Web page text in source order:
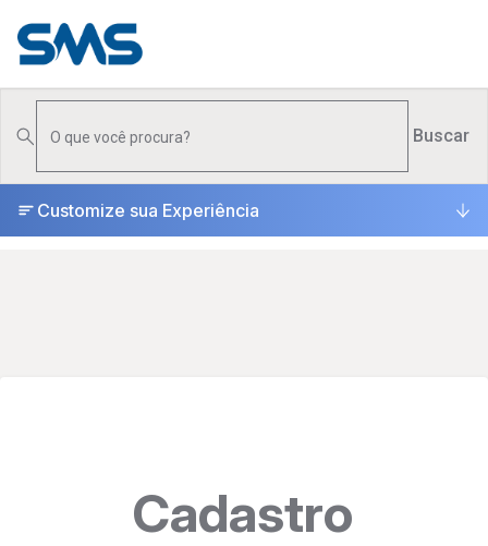
ONDE COMPRAR
SUPORTE ▾
Buscar
Customize sua Experiência
Cadastro